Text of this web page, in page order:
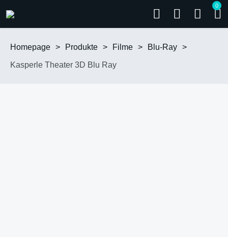
0
Homepage > Produkte > Filme > Blu-Ray >
Kasperle Theater 3D Blu Ray